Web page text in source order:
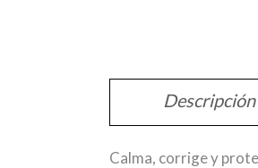
Descripción
Calma, corrige y